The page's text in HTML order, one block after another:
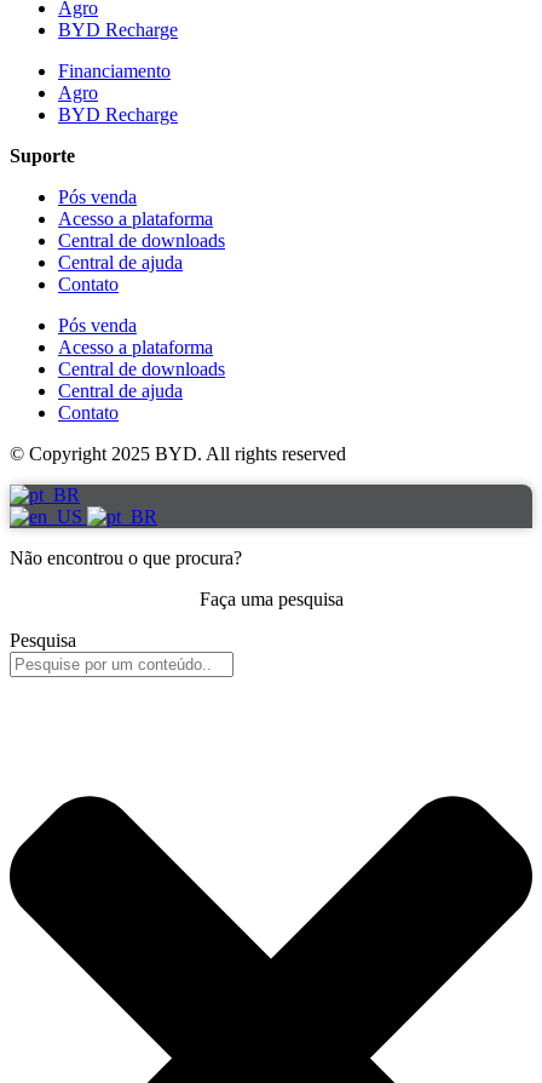
Agro
BYD Recharge
Financiamento
Agro
BYD Recharge
Suporte
Pós venda
Acesso a plataforma
Central de downloads
Central de ajuda
Contato
Pós venda
Acesso a plataforma
Central de downloads
Central de ajuda
Contato
© Copyright 2025 BYD. All rights reserved
Não encontrou o que procura?
Faça uma pesquisa
Pesquisa